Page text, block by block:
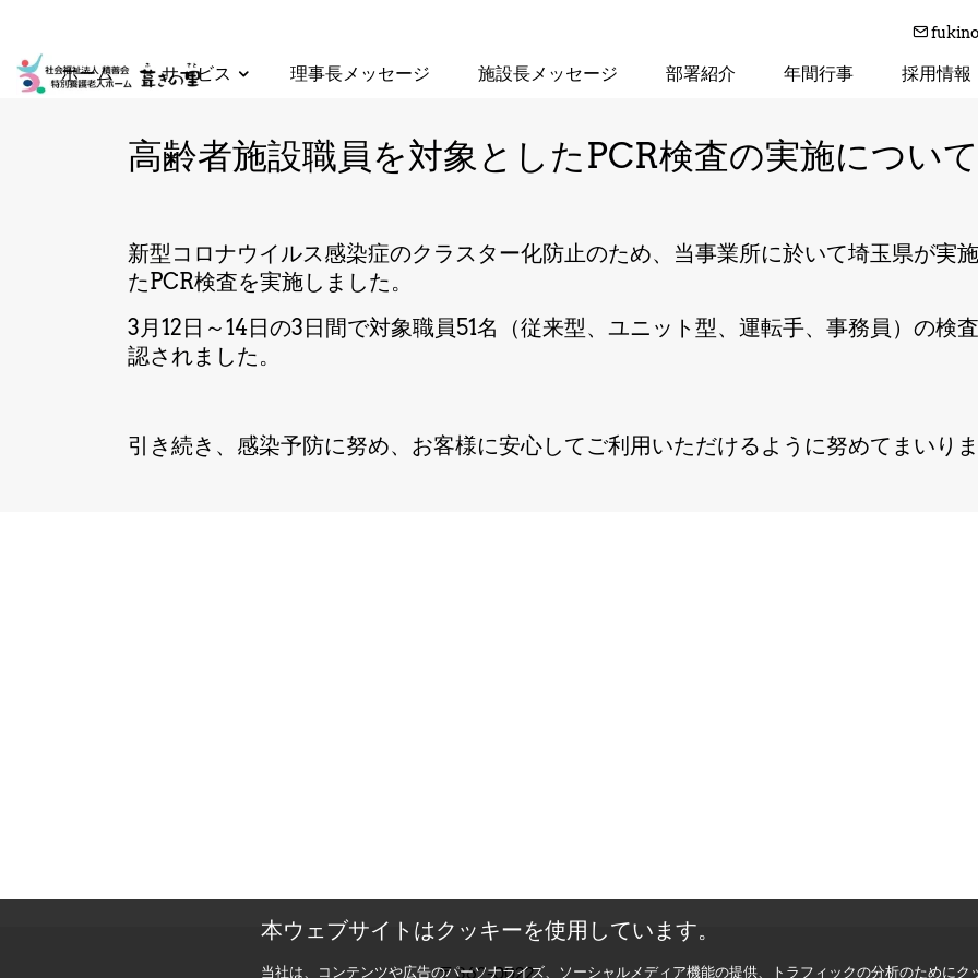
ホーム サービス 理事長メッセージ 施設長メッセージ 部署紹介 年間行事 採用情報
高齢者施設職員を対象としたPCR検査の実施について
新型コロナウイルス感染症のクラスター化防止のため、当事業所に於いて埼玉県が実
たPCR検査を実施しました。
3月12日～14日の3日間で対象職員51名（従来型、ユニット型、運転手、事務員）の検
認されました。
引き続き、感染予防に努め、お客様に安心してご利用いただけるように努めてまいりま
〒362-0022
本ウェブサイトはクッキーを使用しています。
当社は、コンテンツや広告のパーソナライズ、ソーシャルメディア機能の提供、トラフィックの分析のためにク